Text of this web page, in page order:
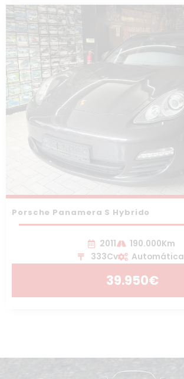
Porsche Panamera S Hybrido
2011
190.000Km
333Cv
Automática
39.950€